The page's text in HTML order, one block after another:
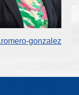
gonzalez